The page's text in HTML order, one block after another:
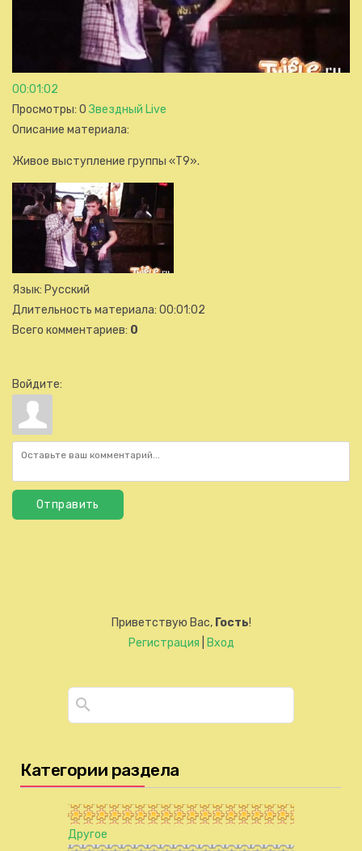
00:01:02
Просмотры: 0 Звездный Live
Описание материала:
Живое выступление группы «Т9».
Язык: Русский
Длительность материала: 00:01:02
Всего комментариев: 0
Войдите:
Отправить
Приветствую Вас, Гость!
Регистрация
Вход
Категории раздела
Другое